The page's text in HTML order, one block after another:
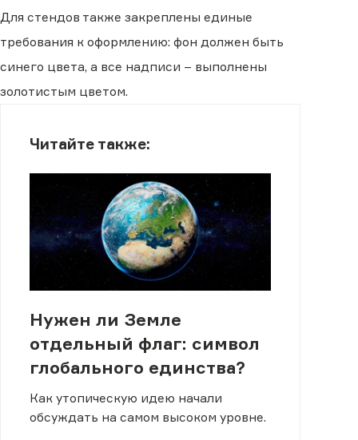
Для стендов также закреплены единые
требования к оформлению: фон должен быть
синего цвета, а все надписи – выполнены
золотистым цветом.
Читайте также:
Нужен ли Земле
отдельный флаг: символ
глобального единства?
Как утопическую идею начали
обсуждать на самом высоком уровне.